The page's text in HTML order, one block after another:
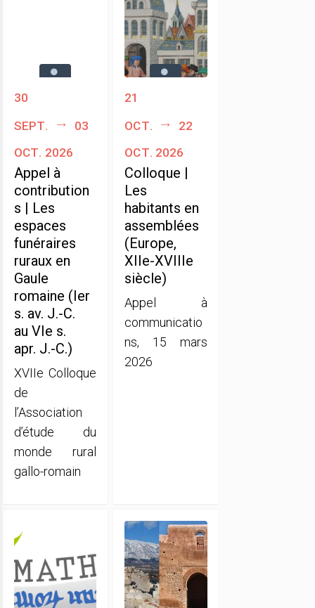
30
sept.
03
oct. 2026
Appel à
contribution
s | Les
espaces
funéraires
ruraux en
Gaule
romaine (Ier
s. av. J.-C.
au VIe s.
apr. J.-C.)
XVIIe Colloque
de
l’Association
d’étude du
monde rural
gallo-romain
21
oct.
22
oct. 2026
Colloque |
Les
habitants en
assemblées
(Europe,
XIIe-XVIIIe
siècle)
Appel à
communicatio
ns, 15 mars
2026